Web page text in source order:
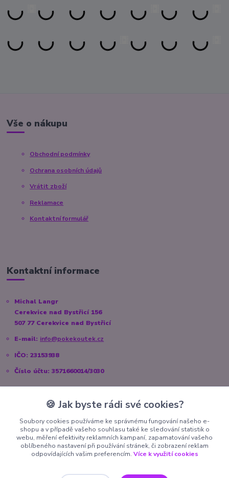
Vše o nákupu
Obchodní podmínky
Ochrana osobních údajů
Vrátit zboží
Reklamace
Kontaktní formulář
Kontaktní informace
Michal Langr
Cerekvice nad Bystřicí 156
507 77 Cerekvice nad Bystřicí
E-mail: info@pokekoutek.cz
IČO: 23153938
Číslo účtu: 3571660014/3030
Sociální sítě
Instagram:@pokekoutek.cz
Facebook:@PokeKoutek.cz
🍪 Jak byste rádi své cookies?
Soubory cookies používáme ke správnému fungování našeho e-
shopu a v případě vašeho souhlasu také ke sledování statistik o
webu, měření efektivity reklamních kampaní, zapamatování vašeho
oblíbeného nastavení při používání stránek, či zobrazení reklam
odpovídajících vašim preferencím. Více k využití cookies